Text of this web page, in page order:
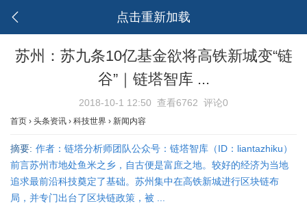
点击重新加载
苏州：苏九条10亿基金欲将高铁新城变“链
谷”｜链塔智库 ...
2018-10-1 12:50 查看6762 评论0
首页 › 头条资讯 › 科技世界 › 新闻内容
摘要: 作者：链塔分析师团队公众号：链塔智库（ID：liantazhiku）
前言苏州市地处鱼米之乡，自古便是富庶之地。较好的经济为当地
追求最前沿科技奠定了基础。苏州集中在高铁新城进行区块链布
局，并专门出台了区块链政策，被 ...